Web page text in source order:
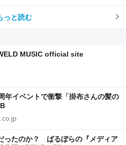
っと読む
MUSIC official site
イベントで衝撃「掛布さんの髪の
ったのか？ ばるぼらの『メディア